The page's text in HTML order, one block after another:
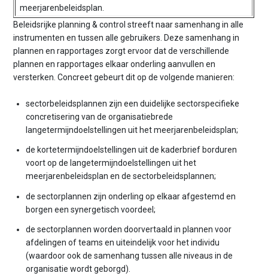
meerjarenbeleidsplan.
Beleidsrijke planning & control streeft naar samenhang in alle
instrumenten en tussen alle gebruikers. Deze samenhang in
plannen en rapportages zorgt ervoor dat de verschillende
plannen en rapportages elkaar onderling aanvullen en
versterken. Concreet gebeurt dit op de volgende manieren:
sectorbeleidsplannen zijn een duidelijke sectorspecifieke
concretisering van de organisatiebrede
langetermijndoelstellingen uit het meerjarenbeleidsplan;
de kortetermijndoelstellingen uit de kaderbrief borduren
voort op de langetermijndoelstellingen uit het
meerjarenbeleidsplan en de sectorbeleidsplannen;
de sectorplannen zijn onderling op elkaar afgestemd en
borgen een synergetisch voordeel;
de sectorplannen worden doorvertaald in plannen voor
afdelingen of teams en uiteindelijk voor het individu
(waardoor ook de samenhang tussen alle niveaus in de
organisatie wordt geborgd).